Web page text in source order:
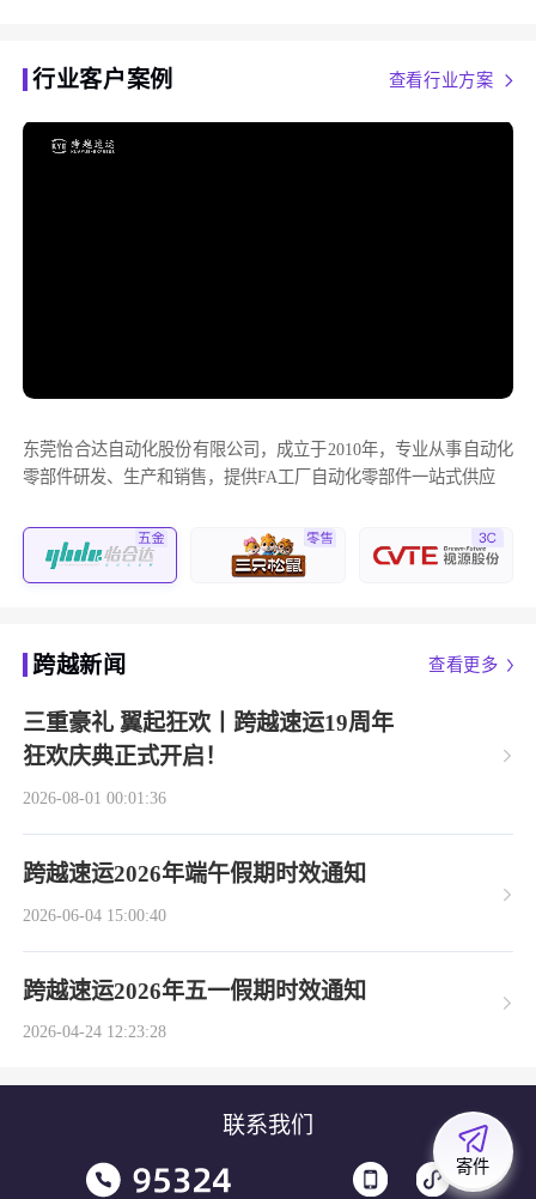
行业客户案例 查看行业方案
东莞怡合达自动化股份有限公司，成立于2010年，专业从事自动化
零部件研发、生产和销售，提供FA工厂自动化零部件一站式供应
跨越新闻 查看更多
三重豪礼 翼起狂欢丨跨越速运19周年
狂欢庆典正式开启！
2026-08-01 00:01:36
跨越速运2026年端午假期时效通知
2026-06-04 15:00:40
跨越速运2026年五一假期时效通知
2026-04-24 12:23:28
寄件
联系我们